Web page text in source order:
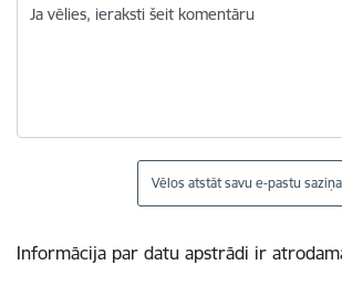
Ja vēlies, ieraksti šeit komentāru
Vēlos atstāt savu e-pastu
Informācija par datu apstrādi ir